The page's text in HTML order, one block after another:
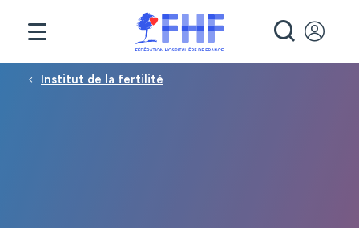
Fil d'Ariane
Institut de la fertilité
Panneau de gestion des cookies